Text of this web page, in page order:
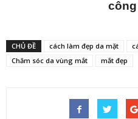
CHỦ ĐỀ cách làm đẹp da mặt
Chăm sóc da vùng mắt
mắt đẹp